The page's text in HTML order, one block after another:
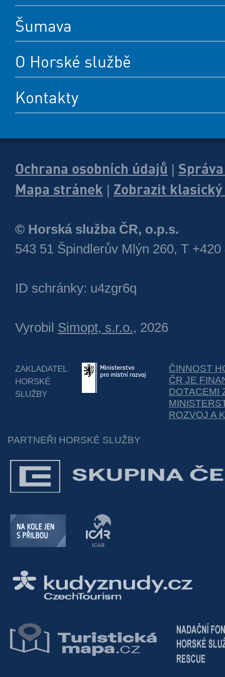
Šumava
O Horské službě
Kontakty
Ochrana osobních údajů
Mapa stránek
Zobrazit
© Horská služba ČR, o.p.s.
543 51 Špindlerův Mlýn 260, T +420
ID schránky: u4zgr6q
Vyrobil Simopt, s.r.o., 2026
ZAKLADATEL
HORSKÉ
SLUŽBY
ČINNOST
ČR JE
DOTACEMI
ROZVOJ A
PARTNEŘI HORSKÉ SLUŽBY